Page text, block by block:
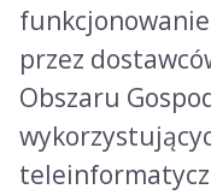
przez
Obszaru